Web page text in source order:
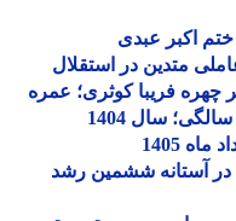
اکبر عبدی
متدین در استقلال
فریبا کوثری؛ عمره
کرد؛ در آستانه ششمین رشد